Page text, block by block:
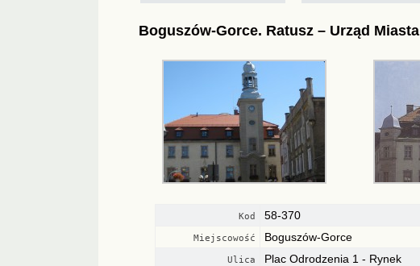
Boguszów-Gorce. Ratusz – Urząd Miasta
Kod 58-370
Miejscowość Boguszów-Gorce
Ulica Plac Odrodzenia 1 - Rynek